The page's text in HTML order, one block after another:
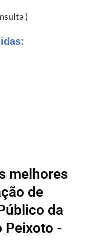
)
melhores
de
da
Peixoto -